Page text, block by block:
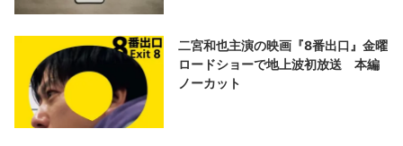
二宮和也主演の映画『8番出口』金曜
ロードショーで地上波初放送 本編
ノーカット